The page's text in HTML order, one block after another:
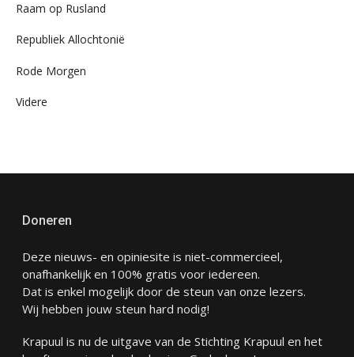
Raam op Rusland
Republiek Allochtonië
Rode Morgen
Videre
Doneren
Deze nieuws- en opiniesite is niet-commercieel,
onafhankelijk en 100% gratis voor iedereen.
Dat is enkel mogelijk door de steun van onze lezers.
Wij hebben jouw steun hard nodig!
Krapuul is nu de uitgave van de Stichting Krapuul en het